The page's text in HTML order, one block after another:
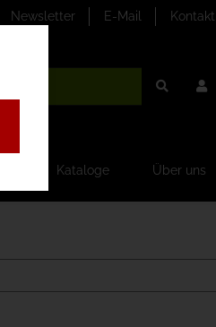
Newsletter E-Mail Kontakt
Kataloge Über uns